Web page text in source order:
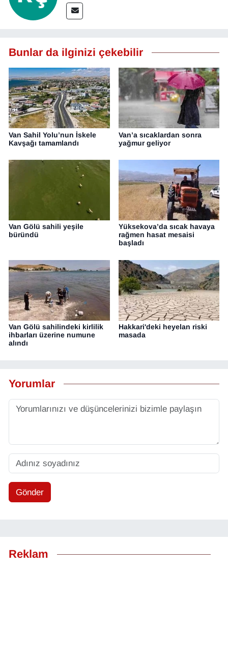
Bunlar da ilginizi çekebilir
Van Sahil Yolu’nun İskele
Kavşağı tamamlandı
Van’a sıcaklardan sonra
yağmur geliyor
Van Gölü sahili yeşile
büründü
Yüksekova’da sıcak havaya
rağmen hasat mesaisi
başladı
Van Gölü sahilindeki kirlilik
ihbarları üzerine numune
alındı
Hakkari'deki heyelan riski
masada
Yorumlar
Gönder
Reklam